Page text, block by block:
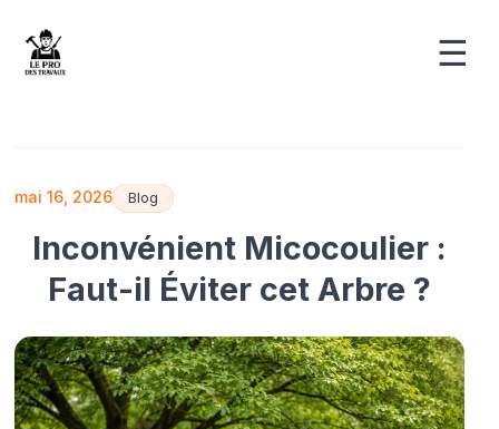
☰
mai 16, 2026 Blog
Inconvénient Micocoulier :
Faut-il Éviter cet Arbre ?